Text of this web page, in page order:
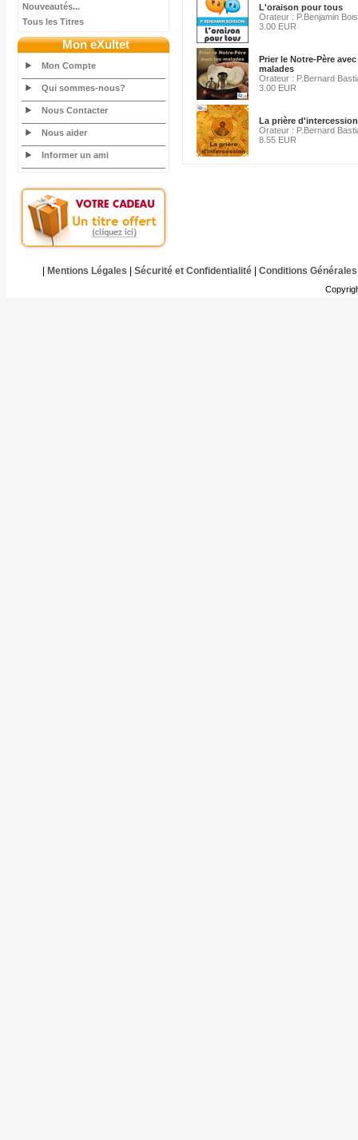
Nouveautés...
Tous les Titres
Mon eXultet
Mon Compte
Qui sommes-nous?
Nous Contacter
Nous aider
Informer un ami
L'oraison pour tous
Orateur : P.Benjamin
3.00 EUR
Prier le Notre-Père
malades
Orateur : P.Bernard
3.00 EUR
La prière d'intercession
Orateur : P.Bernard
8.55 EUR
Mentions Légales Sécurité et Confidentialité| Conditions Générales